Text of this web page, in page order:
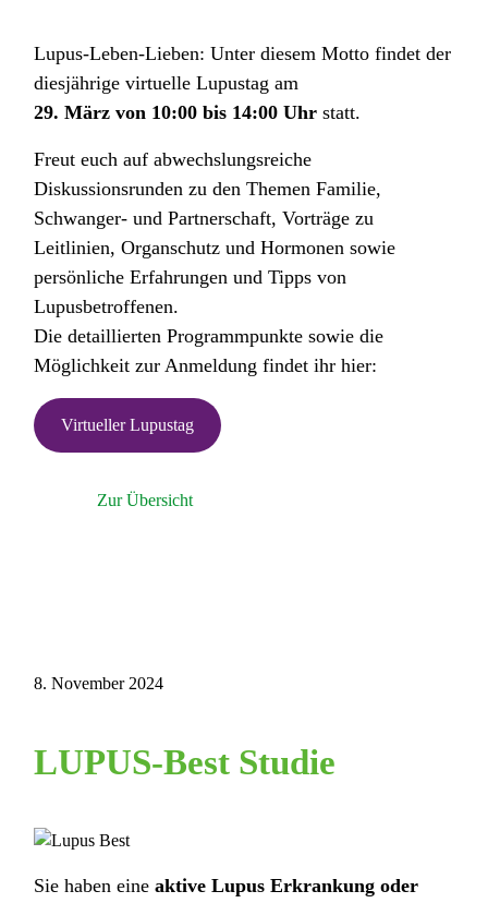
Lupus-Leben-Lieben: Unter diesem Motto findet der
diesjährige virtuelle Lupustag am
29. März von 10:00 bis 14:00 Uhr statt.
Freut euch auf abwechslungsreiche
Diskussionsrunden zu den Themen Familie,
Schwanger- und Partnerschaft, Vorträge zu
Leitlinien, Organschutz und Hormonen sowie
persönliche Erfahrungen und Tipps von
Lupusbetroffenen.
Die detaillierten Programmpunkte sowie die
Möglichkeit zur Anmeldung findet ihr hier:
Virtueller Lupustag
Zur Übersicht
8. November 2024
LUPUS-Best Studie
Sie haben eineaktive Lupus Erkrankung oder